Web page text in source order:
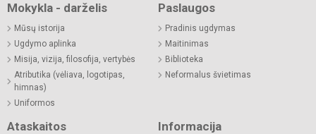
Mokykla - darželis
Mūsų istorija
Ugdymo aplinka
Misija, vizija, filosofija, vertybės
Atributika (vėliava, logotipas,
himnas)
Uniformos
Paslaugos
Pradinis ugdymas
Maitinimas
Biblioteka
Neformalus švietimas
Ataskaitos Informacija